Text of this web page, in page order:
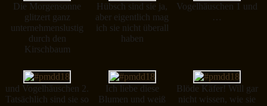
Die Morgensonne
glitzert ganz
unternehmenslustig
durch den
Kirschbaum
Hübsch sind sie ja,
aber eigentlich mag
ich sie nicht überall
haben
Vogelhäuschen 1 und
…
und Vogelhäuschen 2.
Tatsächlich sind sie so
Ich liebe diese
Blumen und weiß
Blöde Käfer! Will gar
nicht wissen, wie sie